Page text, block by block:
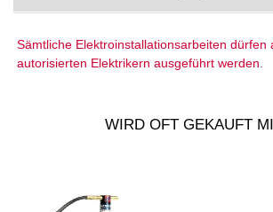
Sämtliche Elektroinstallationsarbeiten dürfen
autorisierten Elektrikern ausgeführt werden.
WIRD OFT GEKAUFT